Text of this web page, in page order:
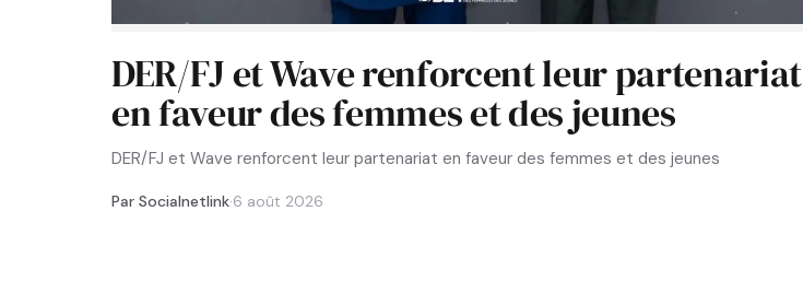
DER/FJ et Wave renforcent leur partenariat
en faveur des femmes et des jeunes
DER/FJ et Wave renforcent leur partenariat en faveur des femmes et des jeunes
Par Socialnetlink·6 août 2026